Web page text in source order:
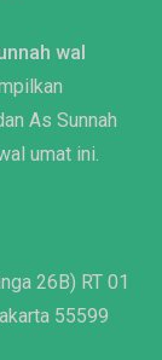
wal
As Sunnah
umat ini.
26B) RT 01
55599